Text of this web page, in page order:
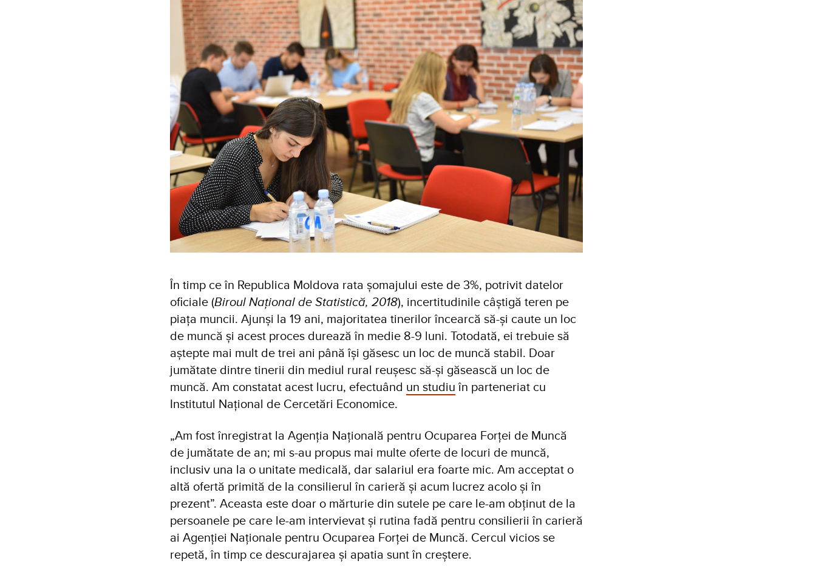
În timp ce în Republica Moldova rata șomajului este de 3%, potrivit datelor
oficiale (Biroul Național de Statistică, 2018), incertitudinile câștigă teren pe
piața muncii. Ajunși la 19 ani, majoritatea tinerilor încearcă să-și caute un loc
de muncă și acest proces durează în medie 8-9 luni. Totodată, ei trebuie să
aștepte mai mult de trei ani până își găsesc un loc de muncă stabil. Doar
jumătate dintre tinerii din mediul rural reușesc să-și găsească un loc de
muncă. Am constatat acest lucru, efectuând un studiuîn parteneriat cu
Institutul Național de Cercetări Economice.
„Am fost înregistrat la Agenția Națională pentru Ocuparea Forței de Muncă
de jumătate de an; mi s-au propus mai multe oferte de locuri de muncă,
inclusiv una la o unitate medicală, dar salariul era foarte mic. Am acceptat o
altă ofertă primită de la consilierul în carieră și acum lucrez acolo și în
prezent”. Aceasta este doar o mărturie din sutele pe care le-am obținut de la
persoanele pe care le-am intervievat și rutina fadă pentru consilierii în carieră
ai Agenției Naționale pentru Ocuparea Forței de Muncă. Cercul vicios se
repetă, în timp ce descurajarea și apatia sunt în creștere.